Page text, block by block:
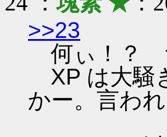
>>23
何ぃ！？
XP は大騒
かー。言わ